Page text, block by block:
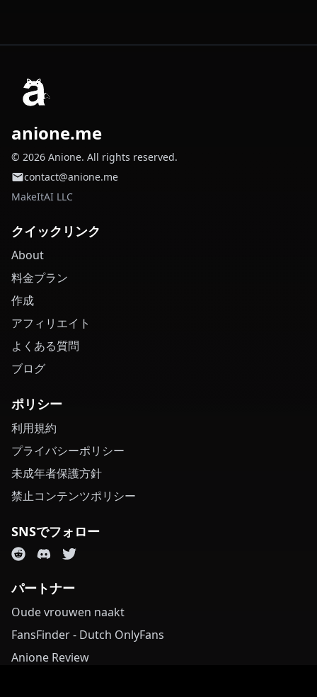
anione.me
© 2026 Anione. All rights reserved.
contact@anione.me
MakeItAI LLC
クイックリンク
About
料金プラン
作成
アフィリエイト
よくある質問
ブログ
ポリシー
利用規約
プライバシーポリシー
未成年者保護方針
禁止コンテンツポリシー
SNSでフォロー
パートナー
Oude vrouwen naakt
FansFinder - Dutch OnlyFans
Anione Review